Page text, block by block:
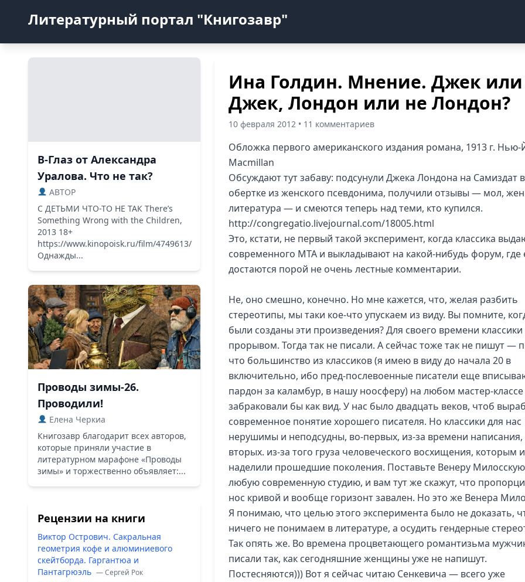
Литературный портал "Книгозавр"
В-Глаз от Александра
Уралова. Что не так?
ABTOP
С ДЕТЬМИ ЧТО-ТО НЕ ТАК There’s
Something Wrong with the Children,
2013 18+
https://www.kinopoisk.ru/film/4749613/
Однажды...
Проводы зимы-26.
Проводили!
Елена Черкиа
Книгозавр благодарит всех авторов,
которые приняли участие в
литературном марафоне «Проводы
зимы» и торжественно объявляет:...
Рецензии на книги
Виктор Острович. Сакральная
геометрия кофе и алюминиевого
скейтборда. Гаргантюа и
Пантагрюэль — Сергей Рок
Ина Голдин. Мнение. Джек
Джек, Лондон или не Лондон?
10 февраля 2012 • 11 комментариев
Обложка первого американского издания романа, 1913 г. Нью-
Macmillan
Обсуждают тут забаву: подсунули Джека Лондона на Самиздат в
обертке из женского псевдонима, получили отзывы — мол,
литература — и смеются теперь над теми, кто купился.
http://congregatio.livejournal.com/18005.html
Это, кстати, не первый такой эксперимент, когда классика
современного МТА и выкладывают на какой-нибудь форум, где
достаются порой не очень лестные комментарии.
Не, оно смешно, конечно. Но мне кажется, что, желая разбить
стереотипы, мы таки кое-что упускаем из виду. Вы помните,
были созданы эти произведения? Для своего времени
прорывом. Тогда так не писали. А сейчас тоже так не пишут —
что большинство из классиков (я имею в виду до начала 20 в
включительно, ибо пред-послевоенные писатели еще
пардон за каламбур, в нашу ноосферу) на любом мастер-классе
забраковали бы как вид. У нас было двадцать веков, чтоб
современное понятие хорошего писателя. Но классики для нас
нерушимы и неподсудны, во-первых, из-за времени написания,
вторых. из-за того груза человеческого восхищения, которым
наделили прошедшие поколения. Поставьте Венеру
любую современную студию, и вам тут же скажут, что
нос кривой и вообще горизонт завален. Но это же Венера
Я понимаю, что целью этого эксперимента было не доказать,
ничего не понимаем в литературе, а осудить гендерные
Так опять же. Во времена процветающего романтизьма
писали так, как сегодняшние женщины уже не напишут.
Постесняются))) Вот я сейчас читаю Сенкевича — всего уже